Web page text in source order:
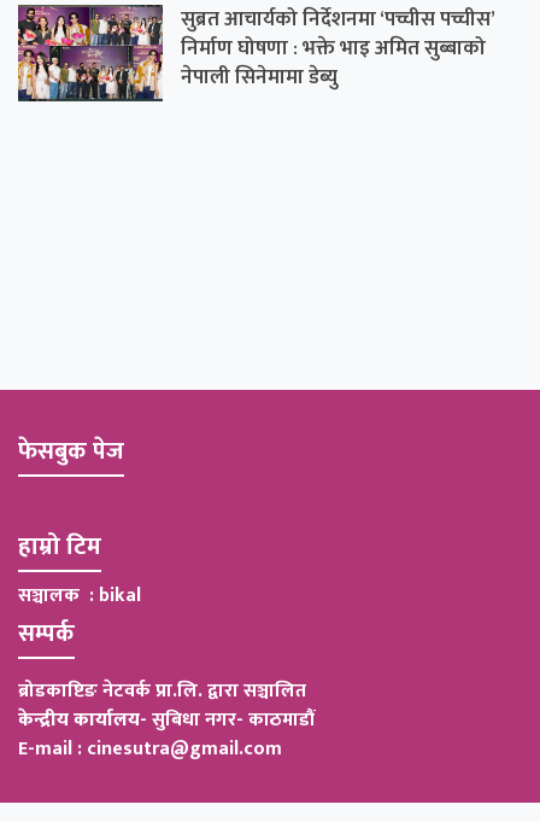
सुब्रत आचार्यको निर्देशनमा ‘पच्चीस पच्चीस’
निर्माण घोषणा : भक्ते भाइ अमित सुब्बाको
नेपाली सिनेमामा डेब्यु
फेसबुक पेज
हाम्रो टिम
सञ्चालक : bikal
सम्पर्क
ब्रोडकाष्टिङ नेटवर्क प्रा.लि. द्वारा सञ्चालित
केन्द्रीय कार्यालय-सुबिधा नगर- काठमाडौं
E-mail : cinesutra@gmail.com